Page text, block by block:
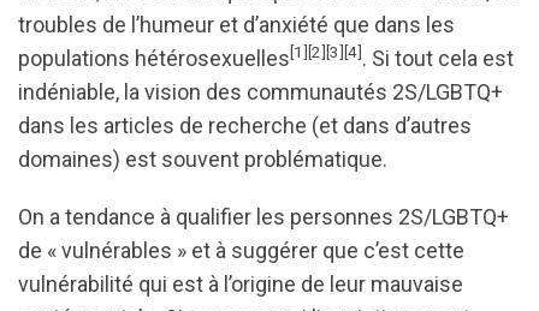
troubles de l’humeur et d’anxiété que dans les
populations hétérosexuelles[1] [2] [3] [4]. Si tout cela est
indéniable, la vision des communautés 2S/LGBTQ+
dans les articles de recherche (et dans d’autres
domaines) est souvent problématique.
On a tendance à qualifier les personnes 2S/LGBTQ+
de « vulnérables » et à suggérer que c’est cette
vulnérabilité qui est à l’origine de leur mauvaise